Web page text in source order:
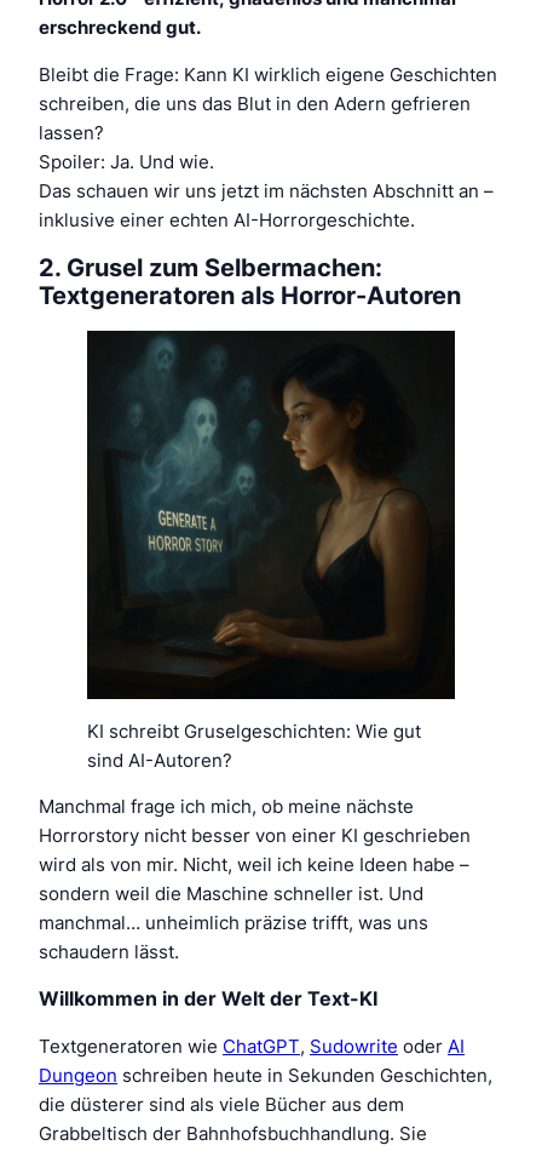
erschreckend gut.
Bleibt die Frage: Kann KI wirklich eigene Geschichten
schreiben, die uns das Blut in den Adern gefrieren
lassen?
Spoiler: Ja. Und wie.
Das schauen wir uns jetzt im nächsten Abschnitt an –
inklusive einer echten AI-Horrorgeschichte.
2. Grusel zum Selbermachen:
Textgeneratoren als Horror-Autoren
KI schreibt Gruselgeschichten: Wie gut
sind AI-Autoren?
Manchmal frage ich mich, ob meine nächste
Horrorstory nicht besser von einer KI geschrieben
wird als von mir. Nicht, weil ich keine Ideen habe –
sondern weil die Maschine schneller ist. Und
manchmal… unheimlich präzise trifft, was uns
schaudern lässt.
Willkommen in der Welt der Text-KI
Textgeneratoren wie ChatGPT, Sudowrite oder AI
Dungeon schreiben heute in Sekunden Geschichten,
die düsterer sind als viele Bücher aus dem
Grabbeltisch der Bahnhofsbuchhandlung. Sie